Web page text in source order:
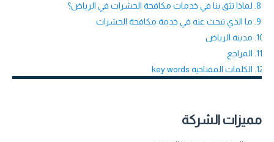
لماذا تثق بنا في خدمات مكافحة الحشرات في الرياض؟
ما الذي تبحث عنه في خدمة مكافحة الحشرات
مدينة الرياض
المراجع
الكلمات المفتاحية key words
مميزات الشركة